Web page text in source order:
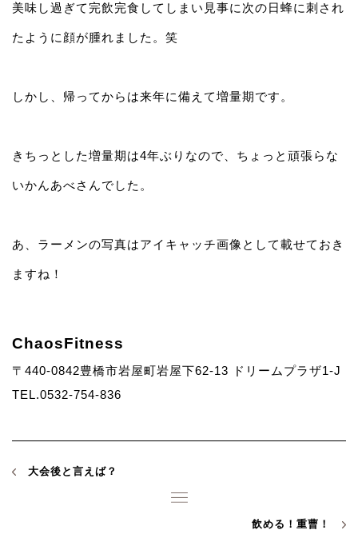
美味し過ぎて完飲完食してしまい見事に次の日蜂に刺され
たように顔が腫れました。笑
しかし、帰ってからは来年に備えて増量期です。
きちっとした増量期は4年ぶりなので、ちょっと頑張らな
いかんあべさんでした。
あ、ラーメンの写真はアイキャッチ画像として載せておき
ますね！
ChaosFitness
〒440-0842豊橋市岩屋町岩屋下62-13 ドリームプラザ1-J
TEL.0532-754-836
大会後と言えば？
飲める！重曹！